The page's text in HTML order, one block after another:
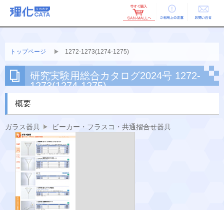
ご利用上の お問い合せ
トップページ 1272-1273(1274-1275)
研究実験用総合カタログ2024号 1272-
1273(1274-1275)
概要
ガラス器具 ビーカー・フラスコ・共通摺合せ器具